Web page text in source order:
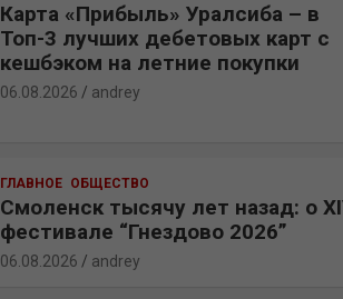
Карта «Прибыль» Уралсиба – в
Топ-3 лучших дебетовых карт с
кешбэком на летние покупки
06.08.2026 andrey
ГЛАВНОЕ ОБЩЕСТВО
Смоленск тысячу лет назад: о
фестивале “Гнездово 2026”
06.08.2026 andrey